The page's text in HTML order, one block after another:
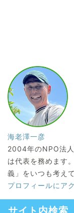
海老澤一彦
2004年のNPO法
は代表を務めます
義」をいつも考え
プロフィールにア
サイト内検索